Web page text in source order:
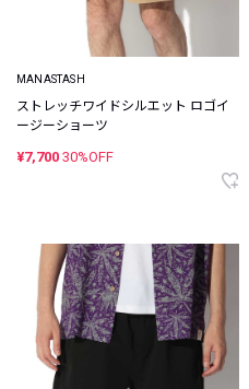
MANASTASH
ストレッチワイドシルエット ロゴイ
ージーショーツ
¥7,700 30%OFF